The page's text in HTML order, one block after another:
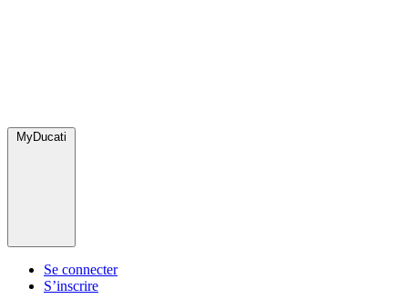
MyDucati
Se connecter
S’inscrire